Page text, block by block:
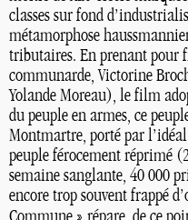
classes sur fond
métamorphose
tributaires. En prenant pour
communarde, Victorine
Yolande Moreau), le film
du peuple en armes, ce
Montmartre, porté par
peuple férocement réprimé
semaine sanglante, 40 000
encore trop souvent frappé